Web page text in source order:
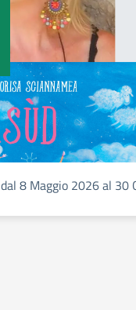
dal 8 Maggio 2026 al 30